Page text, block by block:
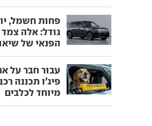
פחות חשמל,
גודל: אלה צמד
הפנאי של
עבור חבר על
פיג'ו תכננה
מיוחד לכלבים